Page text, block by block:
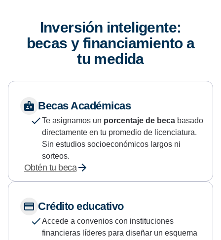
Inversión inteligente:
becas y financiamiento a
tu medida
Becas Académicas
Te asignamos un porcentaje de beca basado
directamente en tu promedio de licenciatura.
Sin estudios socioeconómicos largos ni
sorteos.
Obtén tu beca
Crédito educativo
Accede a convenios con instituciones
financieras líderes para diseñar un esquema